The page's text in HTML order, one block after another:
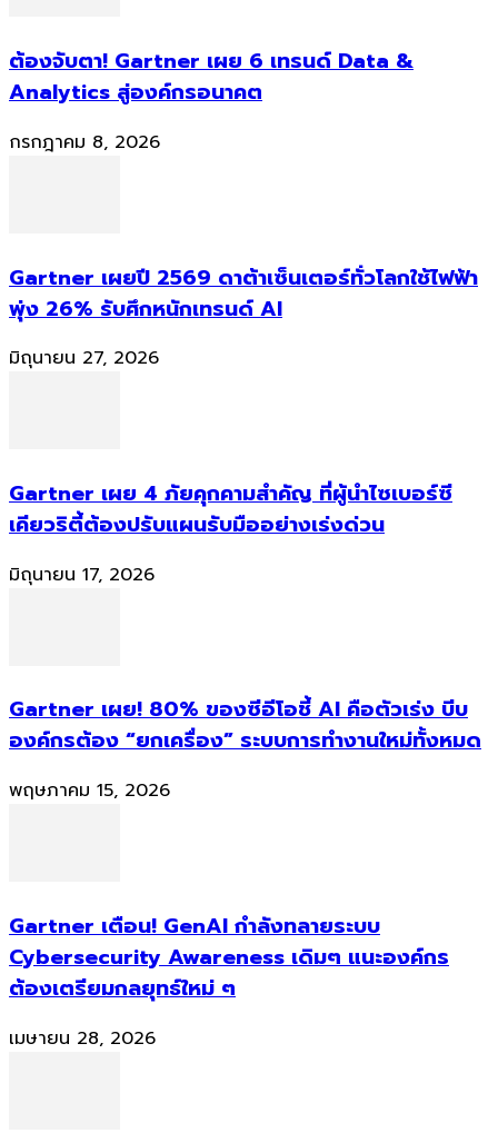
ต้องจับตา! Gartner เผย 6 เทรนด์ Data &
Analytics สู่องค์กรอนาคต
กรกฎาคม 8, 2026
Gartner เผยปี 2569 ดาต้าเซ็นเตอร์ทั่วโลกใช้ไฟฟ้า
พุ่ง 26% รับศึกหนักเทรนด์ AI
มิถุนายน 27, 2026
Gartner เผย 4 ภัยคุกคามสำคัญ ที่ผู้นำไซเบอร์ซี
เคียวริตี้ต้องปรับแผนรับมืออย่างเร่งด่วน
มิถุนายน 17, 2026
Gartner เผย! 80% ของซีอีโอชี้ AI คือตัวเร่ง บีบ
องค์กรต้อง “ยกเครื่อง” ระบบการทำงานใหม่ทั้งหมด
พฤษภาคม 15, 2026
Gartner เตือน! GenAI กำลังทลายระบบ
Cybersecurity Awareness เดิมๆ แนะองค์กร
ต้องเตรียมกลยุทธ์ใหม่ ๆ
เมษายน 28, 2026